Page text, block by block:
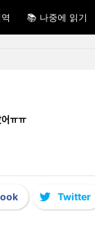
📚 나중에 읽기
ㅠㅠ
Twitter